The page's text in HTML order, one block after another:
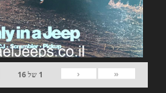
«
‹
1 של16